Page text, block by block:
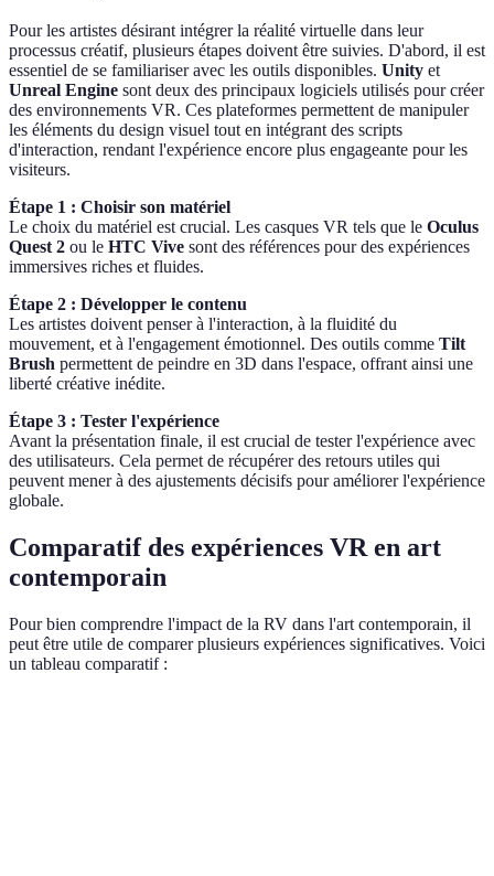
Pour les artistes désirant intégrer la réalité virtuelle dans leur
processus créatif, plusieurs étapes doivent être suivies. D'abord, il est
essentiel de se familiariser avec les outils disponibles. Unity et
Unreal Engine sont deux des principaux logiciels utilisés pour créer
des environnements VR. Ces plateformes permettent de manipuler
les éléments du design visuel tout en intégrant des scripts
d'interaction, rendant l'expérience encore plus engageante pour les
visiteurs.
Étape 1 : Choisir son matériel
Le choix du matériel est crucial. Les casques VR tels que le Oculus
Quest 2 ou le HTC Vive sont des références pour des expériences
immersives riches et fluides.
Étape 2 : Développer le contenu
Les artistes doivent penser à l'interaction, à la fluidité du
mouvement, et à l'engagement émotionnel. Des outils comme Tilt
Brush permettent de peindre en 3D dans l'espace, offrant ainsi une
liberté créative inédite.
Étape 3 : Tester l'expérience
Avant la présentation finale, il est crucial de tester l'expérience avec
des utilisateurs. Cela permet de récupérer des retours utiles qui
peuvent mener à des ajustements décisifs pour améliorer l'expérience
globale.
Comparatif des expériences VR en art
contemporain
Pour bien comprendre l'impact de la RV dans l'art contemporain, il
peut être utile de comparer plusieurs expériences significatives. Voici
un tableau comparatif :